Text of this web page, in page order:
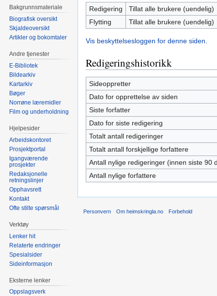
Redigering
Tillat alle brukere (uendelig)
Flytting
Tillat alle brukere (uendelig)
Vis beskyttelsesloggen for denne siden.
Redigeringshistorikk
Sideoppretter
Dato for opprettelse av siden
Siste forfatter
Dato for siste redigering
Totalt antall redigeringer
Totalt antall forskjellige forfattere
Antall nylige redigeringer (innen siste 90
Antall nylige forfattere
Bakgrunnsmateriale
Biografisk oversikt
Skjaldeoversikt
Artikler og bokomtaler
Andre tjenester
E-Bibliotek
Bildearkiv
Kartarkiv
Bøger
Norrøne læremidler
Film og underholdning
Hjelpesider
Arbeidskontoret
Prosjektportal
Igangværende
prosjekter
Redaksjonelle
retningslinjer
Opphavsrett
Kontakt
Ofte stilte spørsmål
Verktøy
Lenker hit
Relaterte endringer
Spesialsider
Sideinformasjon
Eksterne lenker
Oppslagsverk
Personvern Om heimskringla.no Forbehold